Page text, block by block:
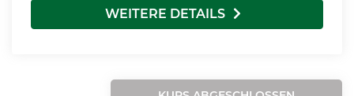
WEITERE DETAILS